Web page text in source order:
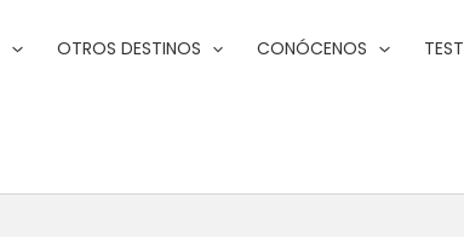
OTROS DESTINOS CONÓCENOS